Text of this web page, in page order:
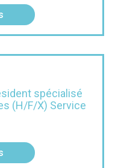
spécialisé
(H/F/X) Service